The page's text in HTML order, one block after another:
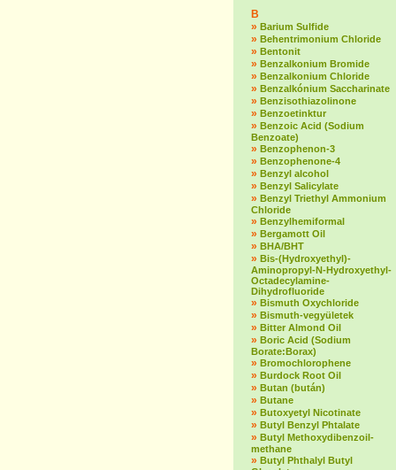
B
» Barium Sulfide
» Behentrimonium Chloride
» Bentonit
» Benzalkonium Bromide
» Benzalkonium Chloride
» Benzalkónium Saccharinate
» Benzisothiazolinone
» Benzoetinktur
» Benzoic Acid (Sodium
Benzoate)
» Benzophenon-3
» Benzophenone-4
» Benzyl alcohol
» Benzyl Salicylate
» Benzyl Triethyl Ammonium
Chloride
» Benzylhemiformal
» Bergamott Oil
» BHA/BHT
» Bis-(Hydroxyethyl)-
Aminopropyl-N-Hydroxyethyl-
Octadecylamine-
Dihydrofluoride
» Bismuth Oxychloride
» Bismuth-vegyületek
» Bitter Almond Oil
» Boric Acid (Sodium
Borate:Borax)
» Bromochlorophene
» Burdock Root Oil
» Butan (bután)
» Butane
» Butoxyetyl Nicotinate
» Butyl Benzyl Phtalate
» Butyl Methoxydibenzoil-
methane
» Butyl Phthalyl Butyl